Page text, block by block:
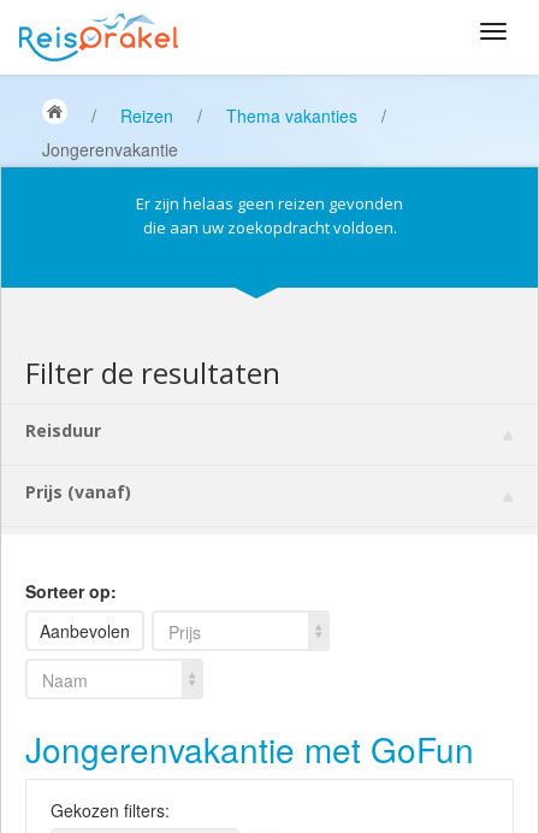
/ Reizen / Thema vakanties
/
Jongerenvakantie
Er zijn helaas geen reizen gevonden
die aan uw zoekopdracht voldoen.
Filter de resultaten
Reisduur
Prijs (vanaf)
Sorteer op:
Aanbevolen
Prijs
Naam
Jongerenvakantie met GoFun
Gekozen filters: